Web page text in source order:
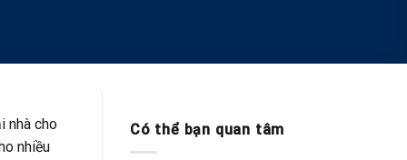
nhà cho
nhiều
Có thể bạn quan tâm